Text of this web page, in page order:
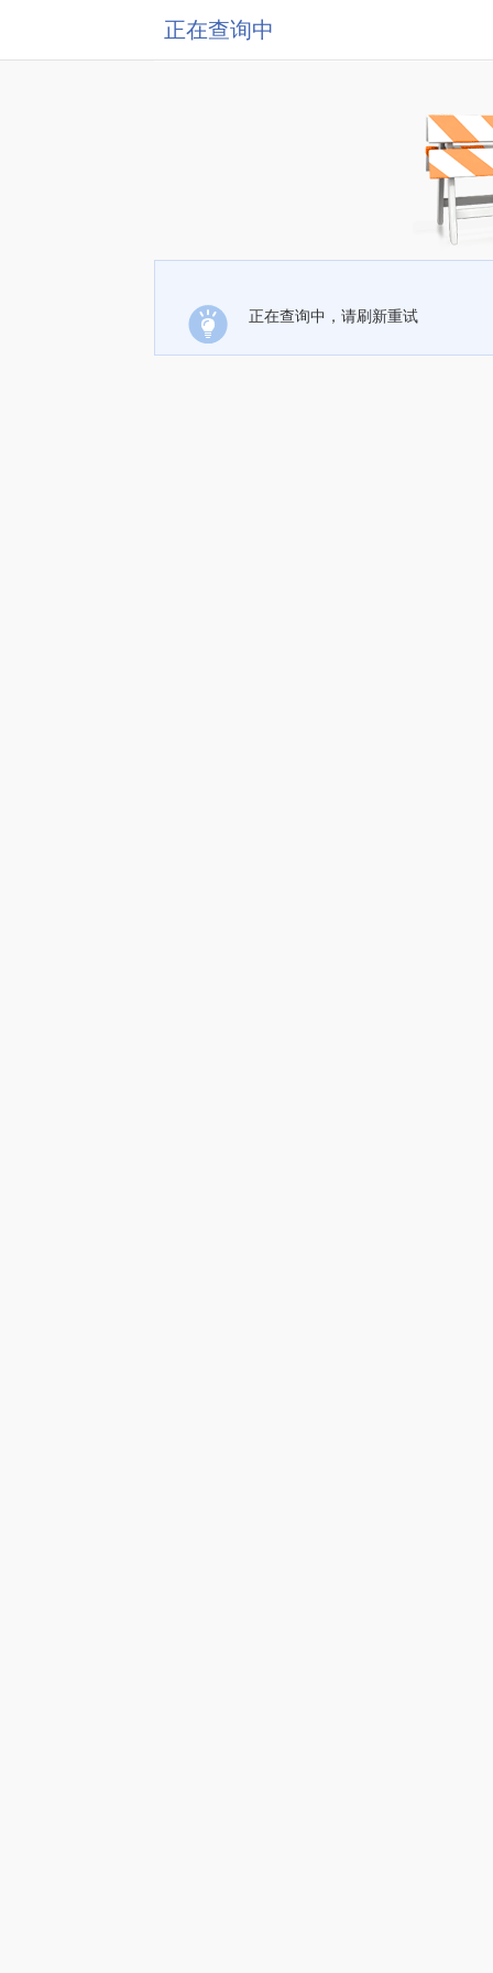
正在查询中
正在查询中，请刷新重试